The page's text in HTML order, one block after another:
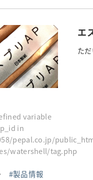
variable
in
pepal.co.jp/
watershell/tag.php
製品情報
エ
た